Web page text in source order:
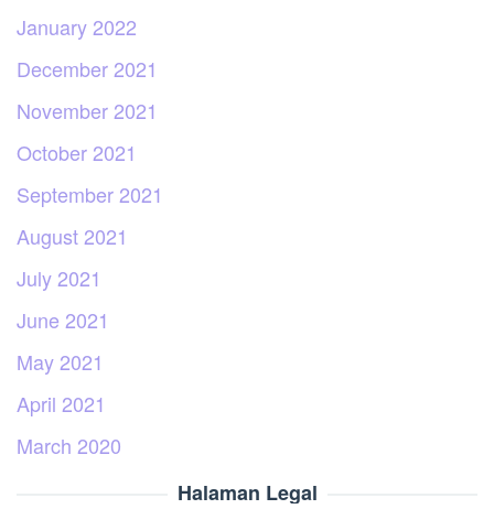
January 2022
December 2021
November 2021
October 2021
September 2021
August 2021
July 2021
June 2021
May 2021
April 2021
March 2020
Halaman Legal